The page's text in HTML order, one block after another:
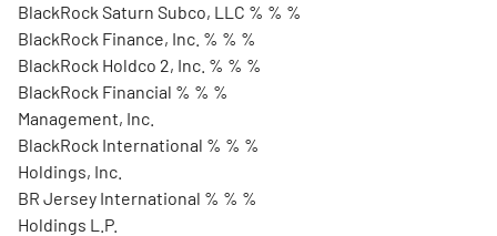
BlackRock Saturn Subco, LLC % % %
BlackRock Finance, Inc. % % %
BlackRock Holdco 2, Inc. % % %
BlackRock Financial % % %
Management, Inc.
BlackRock International % % %
Holdings, Inc.
BR Jersey International % % %
Holdings L.P.